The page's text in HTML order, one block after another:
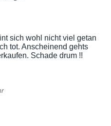
sich wohl nicht viel getan
tot. Anscheinend gehts
Schade drum !!